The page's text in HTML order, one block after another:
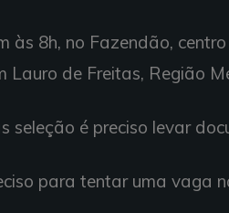
às 8h, no Fazendão,
Lauro de Freitas, Região
seleção é preciso levar
para tentar uma vaga